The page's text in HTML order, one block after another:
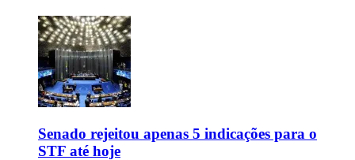
Senado rejeitou apenas 5 indicações para o
STF até hoje